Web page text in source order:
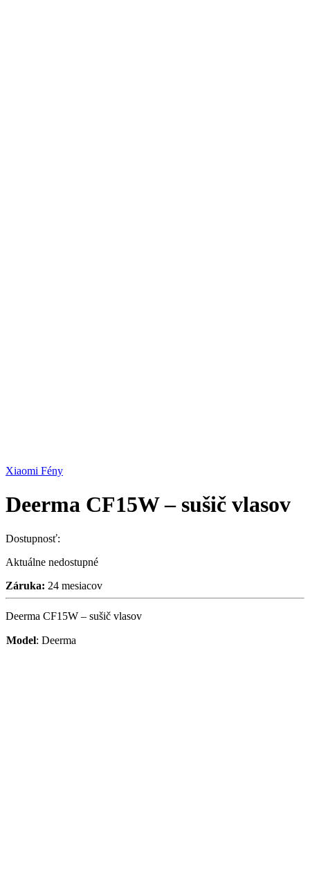
Xiaomi Fény
Deerma CF15W – sušič vlasov
Dostupnosť:
Aktuálne nedostupné
Záruka: 24 mesiacov
Deerma CF15W – sušič vlasov
Model: Deerma